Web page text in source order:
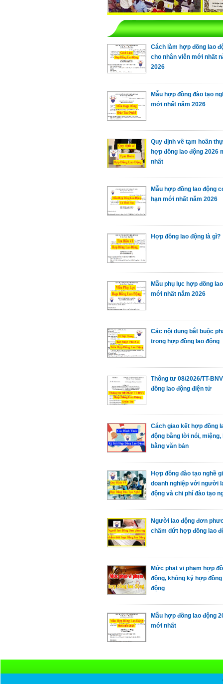
Cách làm hợp đồng lao
cho nhân viên mới nhất
2026
Mẫu hợp đồng đào tạo
mới nhất năm 2026
Quy định về tạm hoãn
hợp đồng lao động 2026
nhất
Mẫu hợp đồng lao động
hạn mới nhất năm 2026
Hợp đồng lao động là gì?
Mẫu phụ lục hợp đồng
mới nhất năm 2026
Các nội dung bắt buộc
trong hợp đồng lao động
Thông tư 08/2026/TT-
đồng lao động điện tử
Cách giao kết hợp đồng
động bằng lời nói, miệng,
bằng văn bản
Hợp đồng đào tạo nghề
doanh nghiệp với người
động và chi phí đào tạo
Người lao động đơn
chấm dứt hợp đồng lao
Mức phạt vi phạm hợp
động, không ký hợp đồng
động
Mẫu hợp đồng lao động
mới nhất